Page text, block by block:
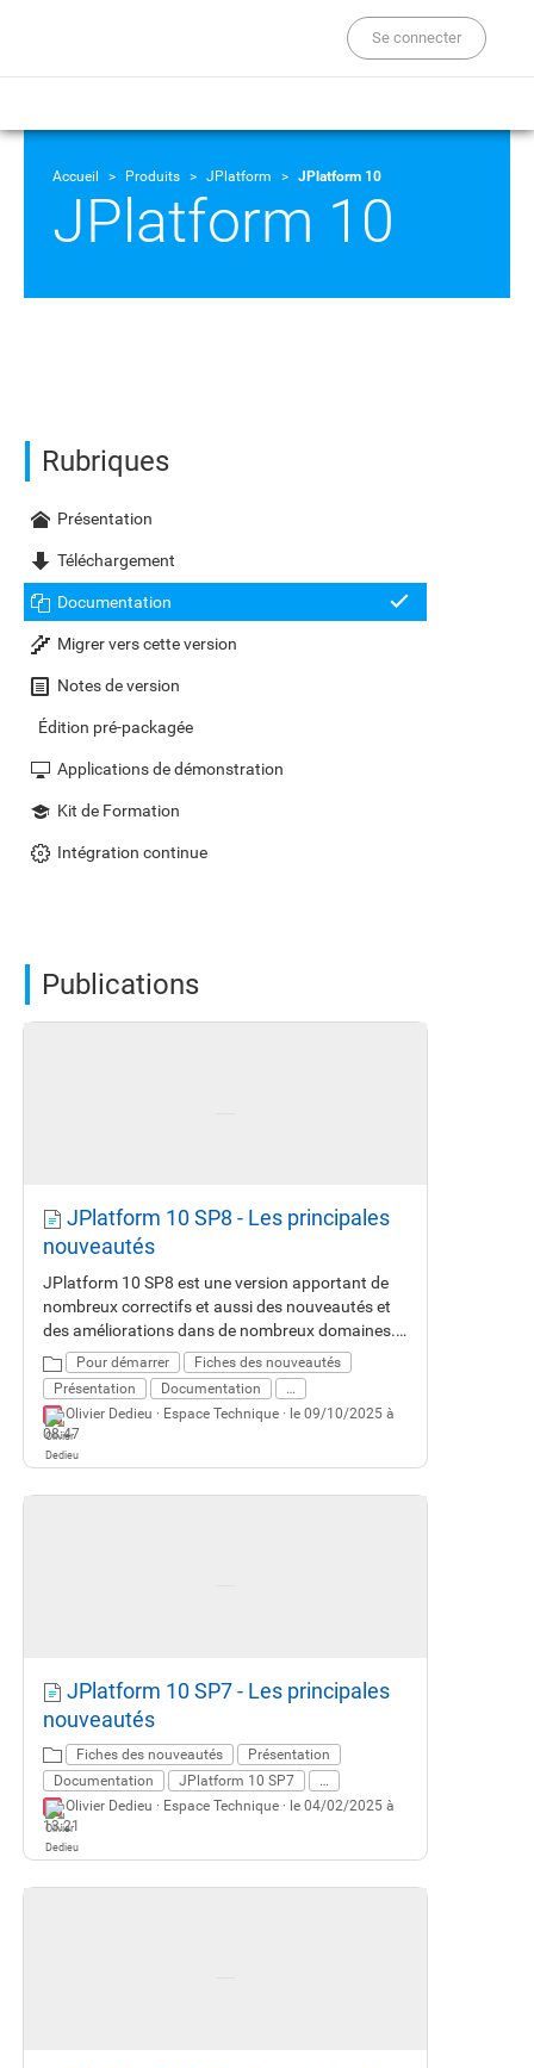
Se connecter
Accueil Produits JPlatform JPlatform 10
JPlatform 10
Rubriques
Présentation
Téléchargement
Documentation
Migrer vers cette version
Notes de version
Édition pré-packagée
Applications de démonstration
Kit de Formation
Intégration continue
Publications
JPlatform 10 SP8 - Les principales
nouveautés
JPlatform 10 SP8 est une version apportant de
nombreux correctifs et aussi des nouveautés et
des améliorations dans de nombreux domaines.
Cette fiche vous décrit les principales
nouveautés.
Pour démarrer
Fiches des nouveautés
Présentation
Documentation
…
Olivier Dedieu · Espace Technique · le 09/10/2025 à
08:47
JPlatform 10 SP7 - Les principales
nouveautés
Fiches des nouveautés
Présentation
Documentation
JPlatform 10 SP7
…
Olivier Dedieu · Espace Technique · le 04/02/2025 à
13:21